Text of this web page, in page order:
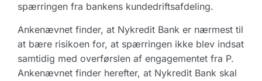
spærringen fra bankens kundedriftsafdeling.
Ankenævnet finder, at Nykredit Bank er nærmest til
at bære risikoen for, at spærringen ikke blev indsat
samtidig med overførslen af engagementet fra P.
Ankenævnet finder herefter, at Nykredit Bank skal